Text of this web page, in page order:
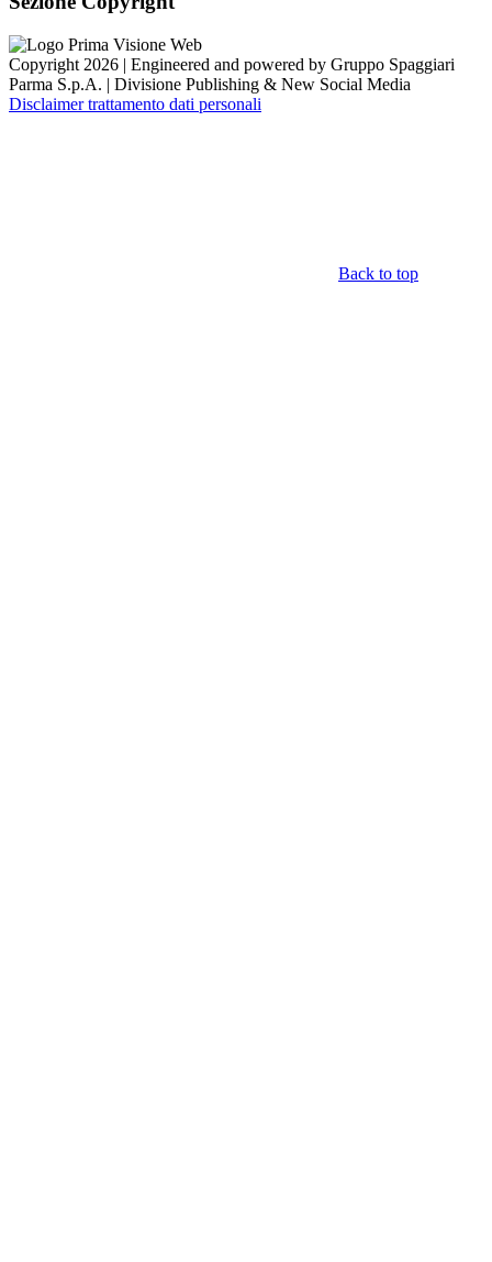
Copyright 2026 | Engineered and powered by Gruppo Spaggiari
Parma S.p.A. | Divisione Publishing & New Social Media
Disclaimer trattamento dati personali
Back to top